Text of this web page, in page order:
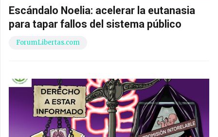
Escándalo Noelia: acelerar la eutanasia
para tapar fallos del sistema público
ForumLibertas.com